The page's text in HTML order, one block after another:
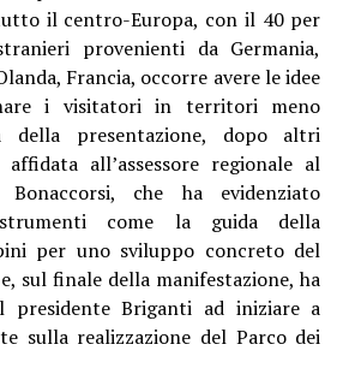
il centro-Europa, con il 40 per
provenienti da Germania,
Francia, occorre avere le idee
i visitatori in territori meno
della presentazione, dopo altri
all’assessore regionale al
Bonaccorsi, che ha evidenziato
come la guida della
per uno sviluppo concreto del
sul finale della manifestazione, ha
presidente Briganti ad iniziare a
sulla realizzazione del Parco dei